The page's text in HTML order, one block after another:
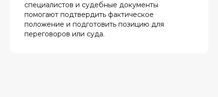
специалистов и судебные документы
помогают подтвердить фактическое
положение и подготовить позицию для
переговоров или суда.